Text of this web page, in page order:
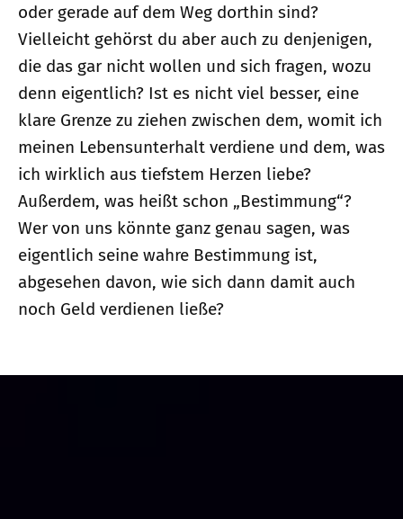
oder gerade auf dem Weg dorthin sind?
Vielleicht gehörst du aber auch zu denjenigen,
die das gar nicht wollen und sich fragen, wozu
denn eigentlich? Ist es nicht viel besser, eine
klare Grenze zu ziehen zwischen dem, womit ich
meinen Lebensunterhalt verdiene und dem, was
ich wirklich aus tiefstem Herzen liebe?
Außerdem, was heißt schon „Bestimmung“?
Wer von uns könnte ganz genau sagen, was
eigentlich seine wahre Bestimmung ist,
abgesehen davon, wie sich dann damit auch
noch Geld verdienen ließe?